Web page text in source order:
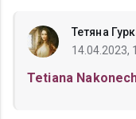
Тетяна
14.04.2023,
Tetiana